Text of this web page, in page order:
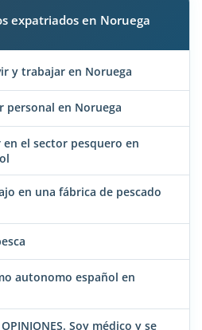
expatriados en Noruega
y trabajar en Noruega
personal en Noruega
el sector pesquero en
en una fábrica de pescado
autonomo español en
Soy médico y se